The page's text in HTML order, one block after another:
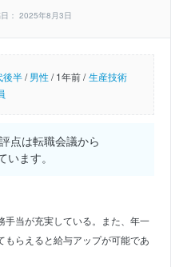
： 2025年8月3日
後半/男性/1年前 / 生産技術
点は転職会議から
います。
手当が充実している。また、年一
もらえると給与アップが可能であ